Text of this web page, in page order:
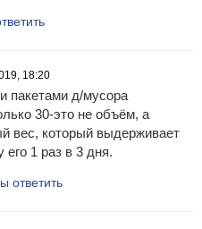
18:20
пакетами д/мусора
30-это не объём, а
вес, который выдерживает
его 1 раз в 3 дня.
ответить